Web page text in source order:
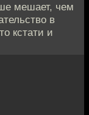
мешает, чем
в
кстати и